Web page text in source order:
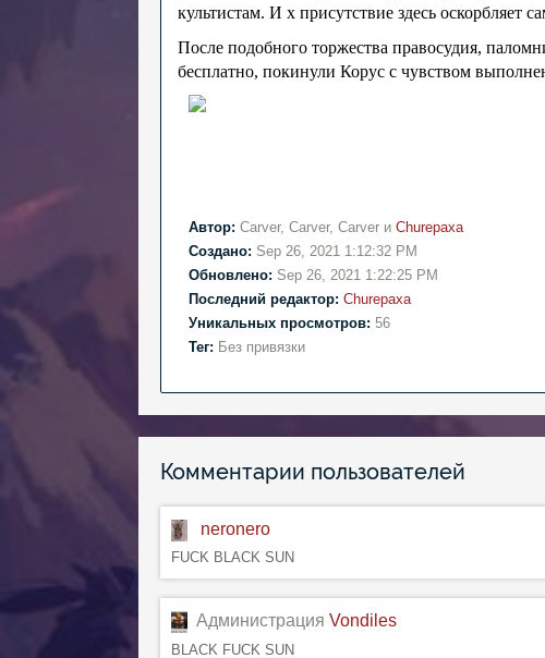
культистам. И х присутствие здесь оскорбляет
После подобного торжества правосудия,
бесплатно, покинули Корус с чувством
Автор: Carver, Carver, Carver и Churepaxa
Создано: Sep 26, 2021 1:12:32 PM
Обновлено: Sep 26, 2021 1:22:25 PM
Последний редактор: Churepaxa
Уникальных просмотров: 56
Тег: Без привязки
Комментарии пользователей
neronero
FUCK BLACK SUN
Администрация Vondiles
BLACK FUCK SUN